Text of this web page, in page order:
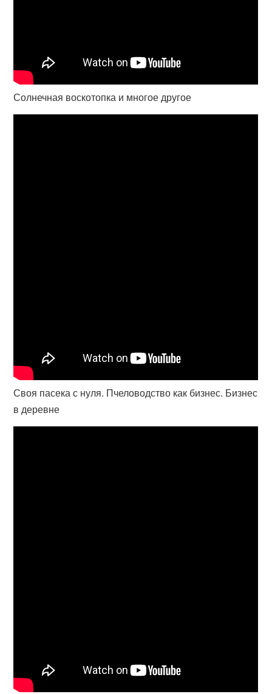
Солнечная воскотопка и многое другое
Своя пасека с нуля. Пчеловодство как бизнес. Бизнес
в деревне